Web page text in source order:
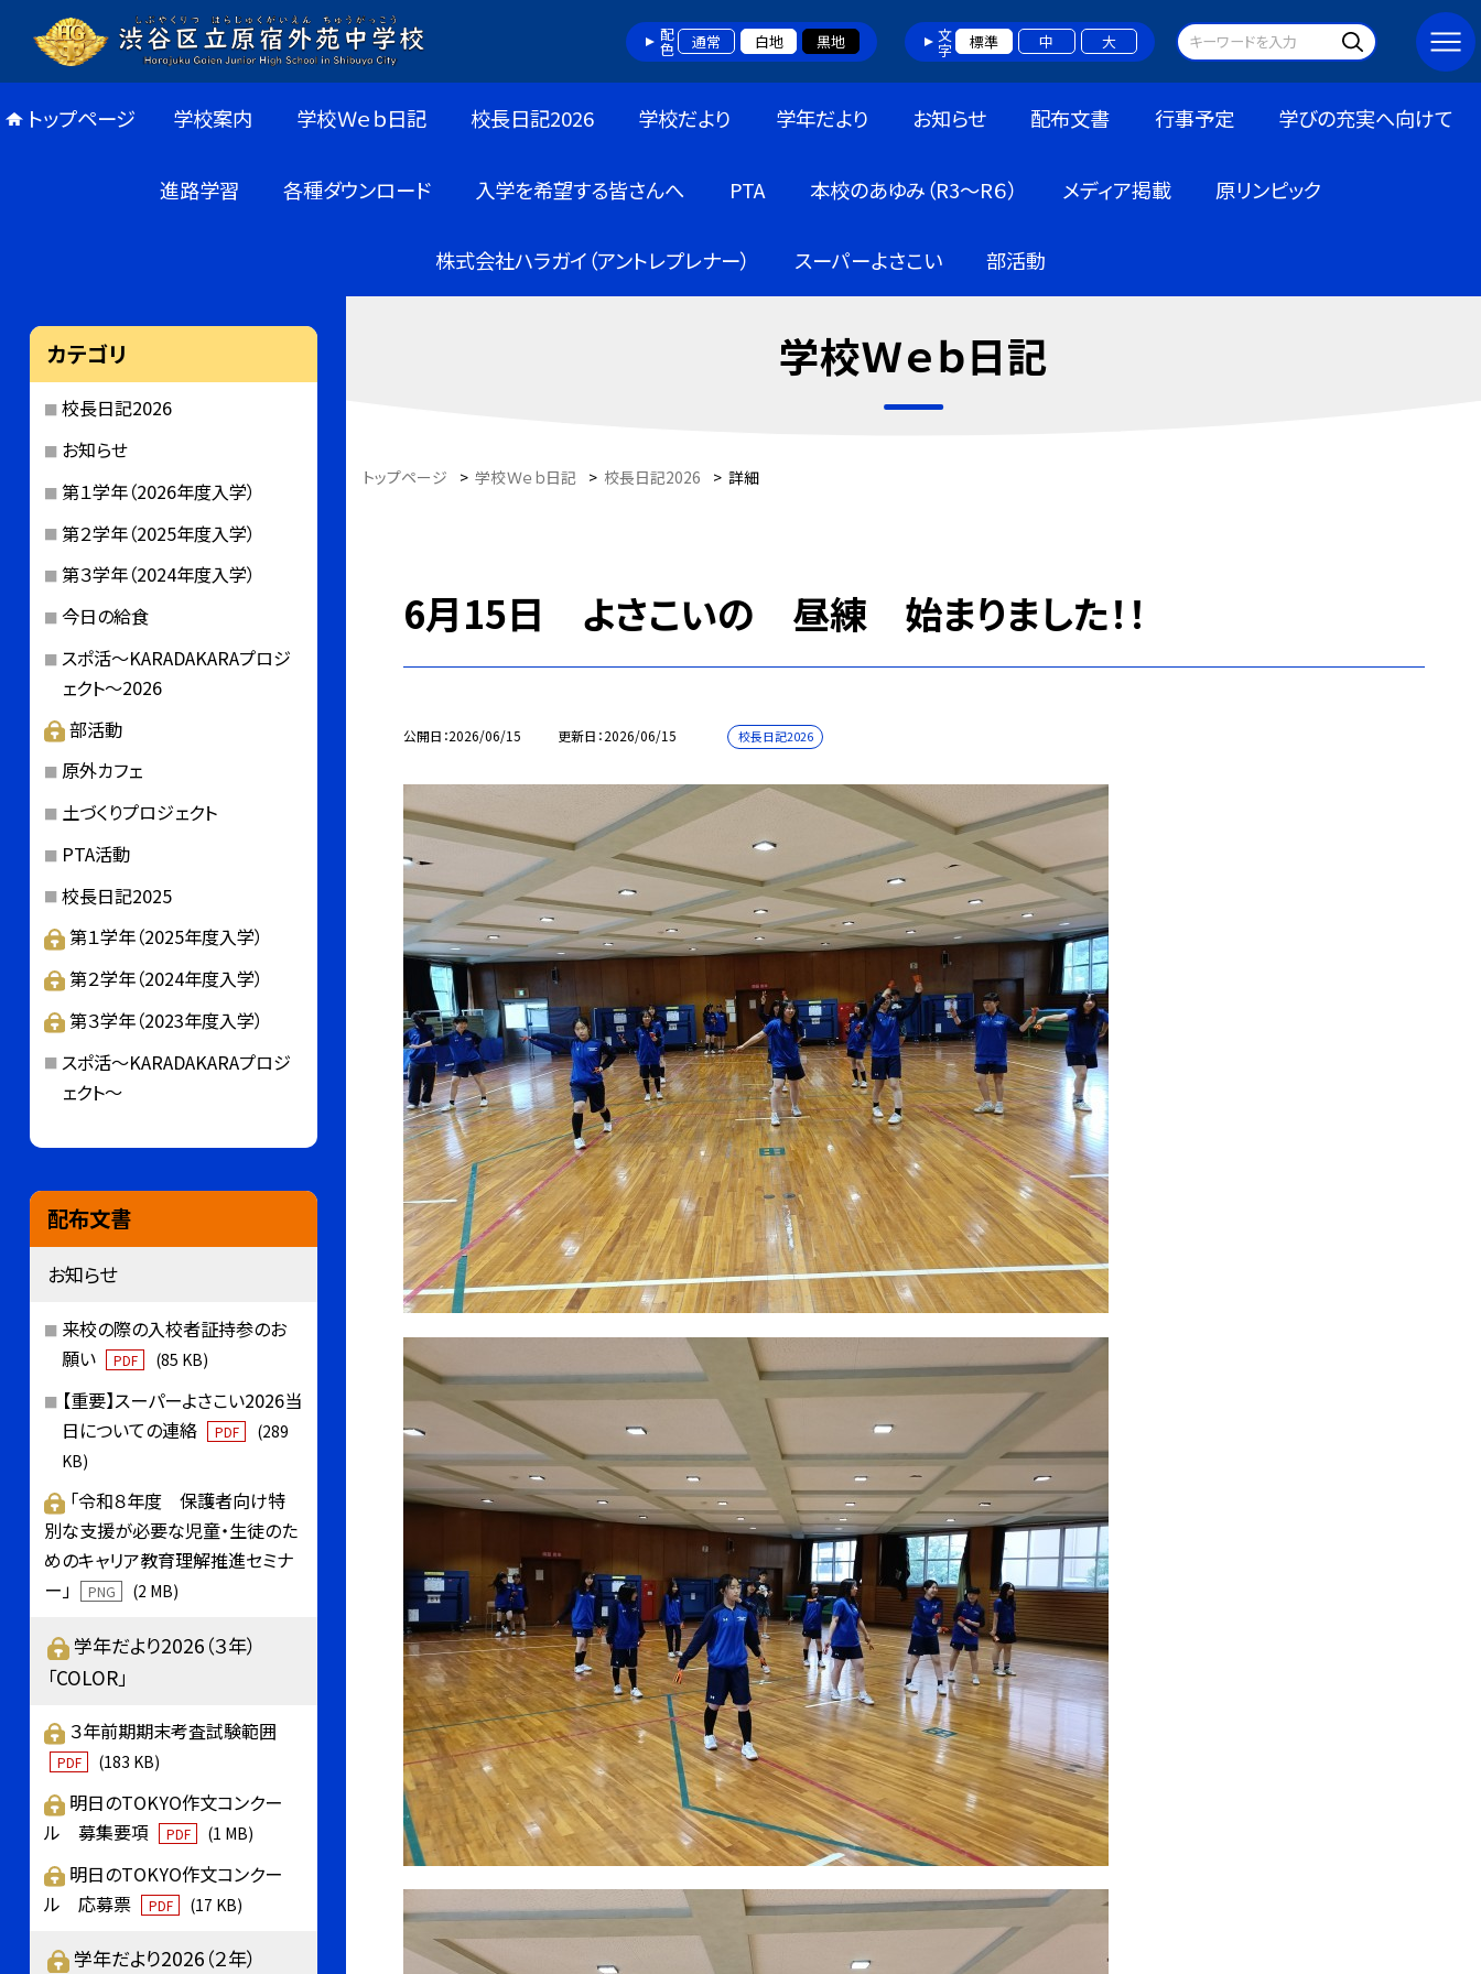
配色 通常 白地 黒地 文字 標準 中 大
トップページ 学校案内 学校Ｗｅｂ日記 校長日記2026 学校だより 学年だより お知らせ 配布文書 行事予定 学びの充実へ向けて
進路学習 各種ダウンロード 入学を希望する皆さんへ PTA 本校のあゆみ（R3～R６） メディア掲載 原リンピック
株式会社ハラガイ（アントレプレナー） スーパーよさこい 部活動
学校Ｗｅｂ日記
トップページ > 学校Ｗｅｂ日記 > 校長日記2026 > 詳細
6月15日 よさこいの 昼練 始まりました！！
公開日 2026/06/15 更新日 2026/06/15 校長日記2026
カテゴリ
校長日記2026
お知らせ
第１学年（2026年度入学）
第２学年（2025年度入学）
第３学年（2024年度入学）
今日の給食
スポ活～KARADAKARAプロジ
ェクト～2026
部活動
原外カフェ
土づくりプロジェクト
PTA活動
校長日記2025
第１学年（2025年度入学）
第２学年（2024年度入学）
第３学年（2023年度入学）
スポ活～KARADAKARAプロジ
ェクト～
配布文書
お知らせ
来校の際の入校者証持参のお
願い
PDF (85 KB)
【重要】スーパーよさこい2026当
日についての連絡
PDF
(289
KB)
「令和８年度 保護者向け特
別な支援が必要な児童・生徒のた
めのキャリア教育理解推進セミナ
ー」
PNG (2 MB)
学年だより2026（３年）
「COLOR」
３年前期期末考査試験範囲
PDF (183 KB)
明日のTOKYO作文コンクー
ル 募集要項
PDF (1 MB)
明日のTOKYO作文コンクー
ル 応募票
PDF (17 KB)
学年だより2026（２年）